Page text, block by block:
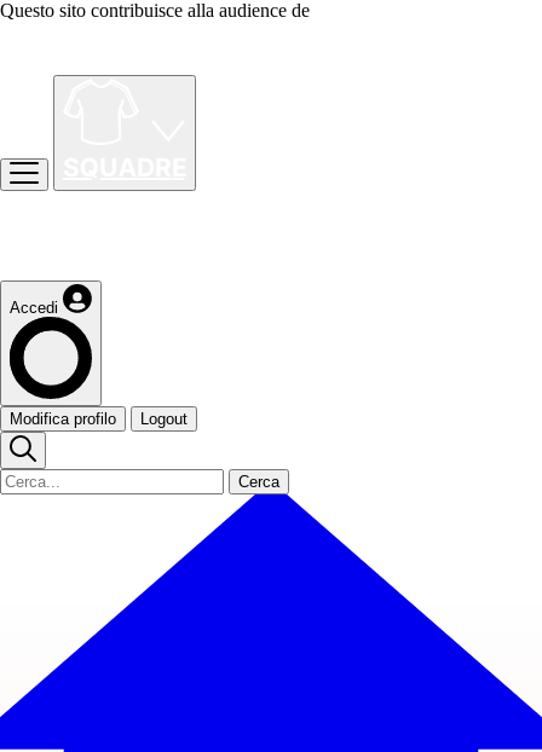
Questo sito contribuisce alla audience de
Accedi
Modifica profilo Logout
Cerca